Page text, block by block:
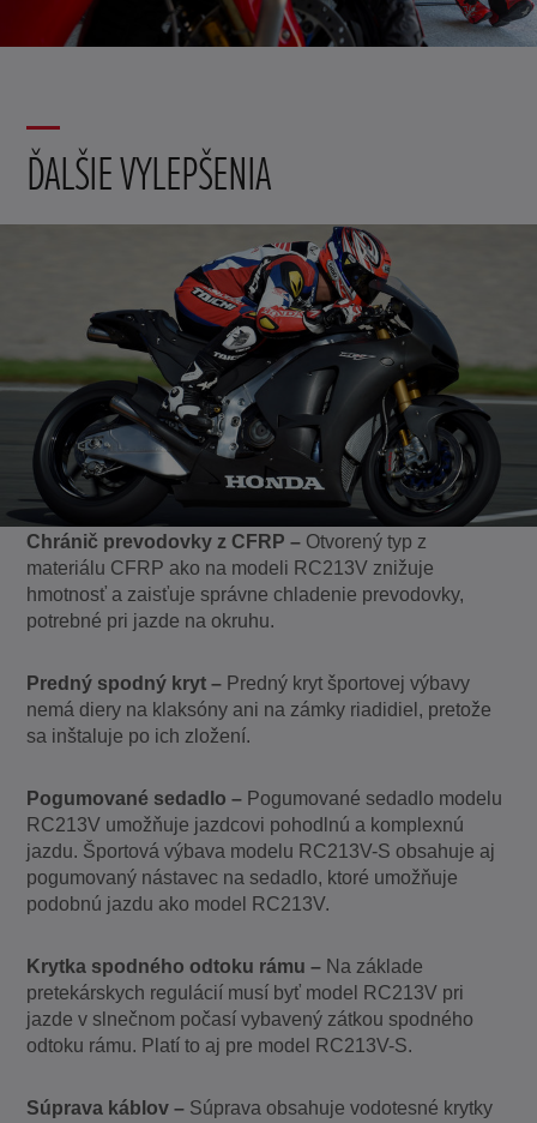
ĎALŠIE VYLEPŠENIA
Chránič prevodovky z CFRP – Otvorený typ z
materiálu CFRP ako na modeli RC213V znižuje
hmotnosť a zaisťuje správne chladenie prevodovky,
potrebné pri jazde na okruhu.
Predný spodný kryt – Predný kryt športovej výbavy
nemá diery na klaksóny ani na zámky riadidiel, pretože
sa inštaluje po ich zložení.
Pogumované sedadlo – Pogumované sedadlo modelu
RC213V umožňuje jazdcovi pohodlnú a komplexnú
jazdu. Športová výbava modelu RC213V-S obsahuje aj
pogumovaný nástavec na sedadlo, ktoré umožňuje
podobnú jazdu ako model RC213V.
Krytka spodného odtoku rámu – Na základe
pretekárskych regulácií musí byť model RC213V pri
jazde v slnečnom počasí vybavený zátkou spodného
odtoku rámu. Platí to aj pre model RC213V-S.
Súprava káblov – Súprava obsahuje vodotesné krytky